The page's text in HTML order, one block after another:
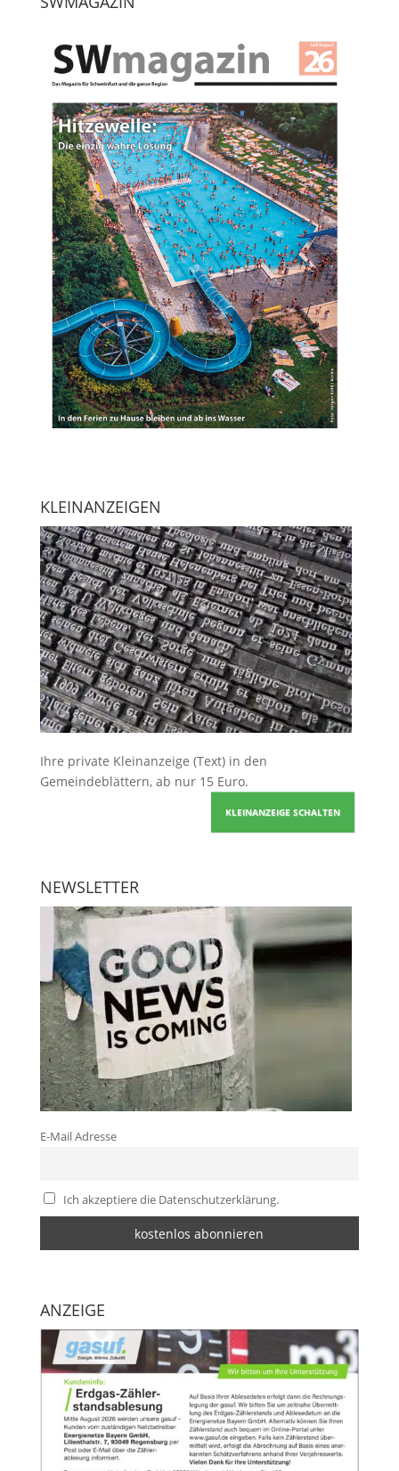
KLEINANZEIGEN
Ihre private Kleinanzeige (Text) in den
Gemeindeblättern, ab nur 15 Euro.
KLEINANZEIGE SCHALTEN
NEWSLETTER
E-Mail Adresse
Ich akzeptiere die Datenschutzerklärung.
ANZEIGE